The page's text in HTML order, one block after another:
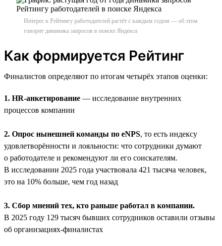
Интерес к Рейтингу работодателей растёт с каждым годом — об этом
говорит динамика запросов в поиске Яндекса
Как формируется Рейтинг
Финалистов определяют по итогам четырёх этапов оценки:
1. HR-анкетирование — исследование внутренних
процессов компании
2. Опрос нынешней команды по eNPS, то есть индексу
удовлетворённости и лояльности: что сотрудники думают
о работодателе и рекомендуют ли его соискателям.
В исследовании 2025 года участвовала 421 тысяча человек,
это на 10% больше, чем год назад
3. Сбор мнений тех, кто раньше работал в компании.
В 2025 году 129 тысяч бывших сотрудников оставили отзывы
об организациях-финалистах